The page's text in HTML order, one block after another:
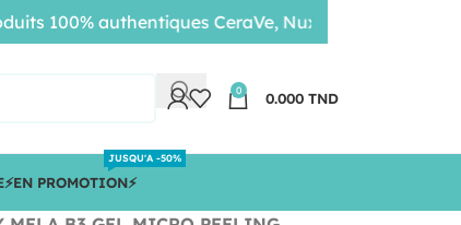
0 0.000 TND
⚡️EN PROMOTION⚡️
JUSQU'A -50%
authentiques CeraVe, Nuxe, Bioderma •